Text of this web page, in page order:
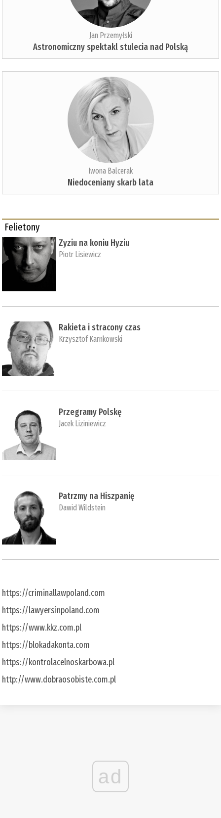
Jan Przemyłski
Astronomiczny spektakl stulecia nad Polską
Iwona Balcerak
Niedoceniany skarb lata
Felietony
Zyziu na koniu Hyziu
Piotr Lisiewicz
Rakieta i stracony czas
Krzysztof Karnkowski
Przegramy Polskę
Jacek Liziniewicz
Patrzmy na Hiszpanię
Dawid Wildstein
https://criminallawpoland.com
https://lawyersinpoland.com
https://www.kkz.com.pl
https://blokadakonta.com
https://kontrolacelnoskarbowa.pl
http://www.dobraosobiste.com.pl
ad